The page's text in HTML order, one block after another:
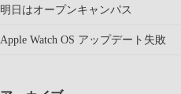
明日はオープンキャンパス
Apple Watch OS アップデート失敗